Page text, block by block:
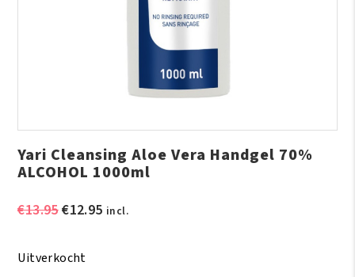
Yari Cleansing Aloe Vera Handgel 70%
ALCOHOL 1000ml
€13.95Oorspronkelijke
€13.95.
€12.95Huidige
incl.
Uitverkocht